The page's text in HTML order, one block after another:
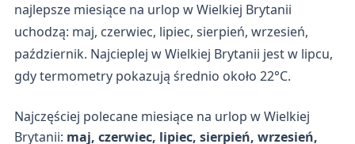
najlepsze miesiące na urlop w Wielkiej Brytanii
uchodzą: maj, czerwiec, lipiec, sierpień, wrzesień,
październik. Najcieplej w Wielkiej Brytanii jest w lipcu,
gdy termometry pokazują średnio około 22°C.
Najczęściej polecane miesiące na urlop w Wielkiej
Brytanii: maj, czerwiec, lipiec, sierpień, wrzesień,